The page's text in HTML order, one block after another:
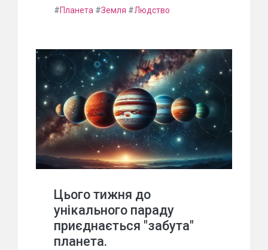
#Планета #Земля #Людство
Цього тижня до
унікального параду
приєднається "забута"
планета.